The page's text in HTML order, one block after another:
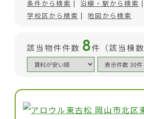
条件から検索 沿線・駅から検索
学校区から検索
地図から検索
該当物件件数 8件（該当棟数